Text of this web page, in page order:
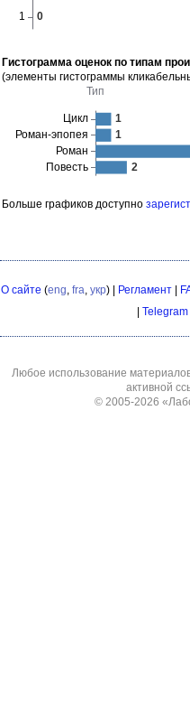
Гистограмма оценок по типам
(элементы гистограммы
Больше графиков доступно
О сайте (eng, fra, укр) | Регламент|
Telegram
Любое использование
активной
© 2005-2026